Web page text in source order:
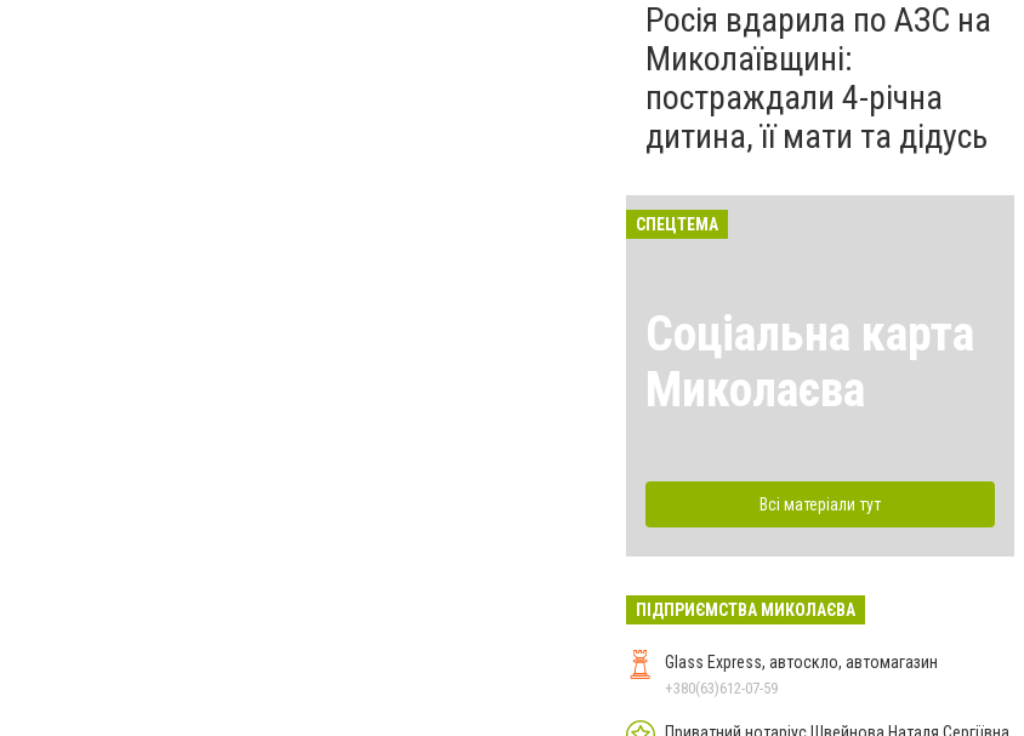
Росія вдарила по АЗС на
Миколаївщині:
постраждали 4-річна
дитина, її мати та дідусь
СПЕЦТЕМА
Соціальна карта
Миколаєва
Всі матеріали тут
ПІДПРИЄМСТВА МИКОЛАЄВА
Glass Express, автоскло, автомагазин
+380(63)612-07-59
Приватний нотаріус Швейнова Наталя Сергіївна